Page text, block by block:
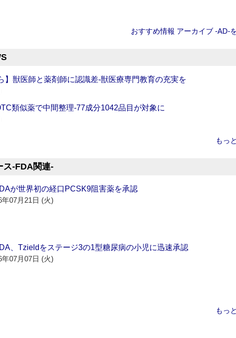
おすすめ情報 アーカイブ ‐AD‐
】獣医師と薬剤師に認識差‐獣医療専門教育の充実を
類似薬で中間整理‐77成分1042品目が対象に
もっ
‐FDA関連‐
が世界初の経口PCSK9阻害薬を承認
年07月21日 (火)
、Tzieldをステージ3の1型糖尿病の小児に迅速承認
年07月07日 (火)
もっ